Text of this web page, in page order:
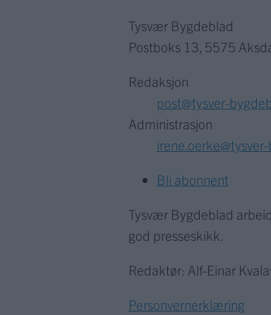
Tysvær Bygdeblad
Postboks 13, 5575
Redaksjon
post@tysver-
Administrasjon
Bli abonnent
Tysvær Bygdeblad
god presseskikk.
Redaktør: Alf-Einar
Personvernerklæring